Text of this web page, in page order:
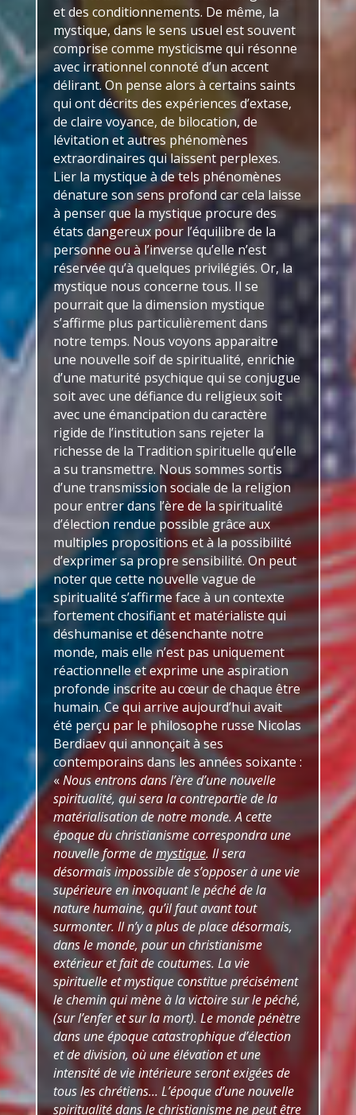
et des conditionnements. De même, la
mystique, dans le sens usuel est souvent
comprise comme mysticisme qui résonne
avec irrationnel connoté d’un accent
délirant. On pense alors à certains saints
qui ont décrits des expériences d’extase,
de claire voyance, de bilocation, de
lévitation et autres phénomènes
extraordinaires qui laissent perplexes.
Lier la mystique à de tels phénomènes
dénature son sens profond car cela laisse
à penser que la mystique procure des
états dangereux pour l’équilibre de la
personne ou à l’inverse qu’elle n’est
réservée qu’à quelques privilégiés. Or, la
mystique nous concerne tous. Il se
pourrait que la dimension mystique
s’affirme plus particulièrement dans
notre temps. Nous voyons apparaitre
une nouvelle soif de spiritualité, enrichie
d’une maturité psychique qui se conjugue
soit avec une défiance du religieux soit
avec une émancipation du caractère
rigide de l’institution sans rejeter la
richesse de la Tradition spirituelle qu’elle
a su transmettre. Nous sommes sortis
d’une transmission sociale de la religion
pour entrer dans l’ère de la spiritualité
d’élection rendue possible grâce aux
multiples propositions et à la possibilité
d’exprimer sa propre sensibilité. On peut
noter que cette nouvelle vague de
spiritualité s’affirme face à un contexte
fortement chosifiant et matérialiste qui
déshumanise et désenchante notre
monde, mais elle n’est pas uniquement
réactionnelle et exprime une aspiration
profonde inscrite au cœur de chaque être
humain. Ce qui arrive aujourd’hui avait
été perçu par le philosophe russe Nicolas
Berdiaev qui annonçait à ses
contemporains dans les années soixante :
«Nous entrons dans l’ère d’une nouvelle
spiritualité, qui sera la contrepartie de la
matérialisation de notre monde. A cette
époque du christianisme correspondra une
nouvelle forme demystique. Il sera
désormais impossible de s’opposer à une vie
supérieure en invoquant le péché de la
nature humaine, qu’il faut avant tout
surmonter. Il n’y a plus de place désormais,
dans le monde, pour un christianisme
extérieur et fait de coutumes. La vie
spirituelle et mystique constitue précisément
le chemin qui mène à la victoire sur le péché,
(sur l’enfer et sur la mort). Le monde pénètre
dans une époque catastrophique d’élection
et de division, où une élévation et une
intensité de vie intérieure seront exigées de
tous les chrétiens… L’époque d’une nouvelle
spiritualité dans le christianisme ne peut être